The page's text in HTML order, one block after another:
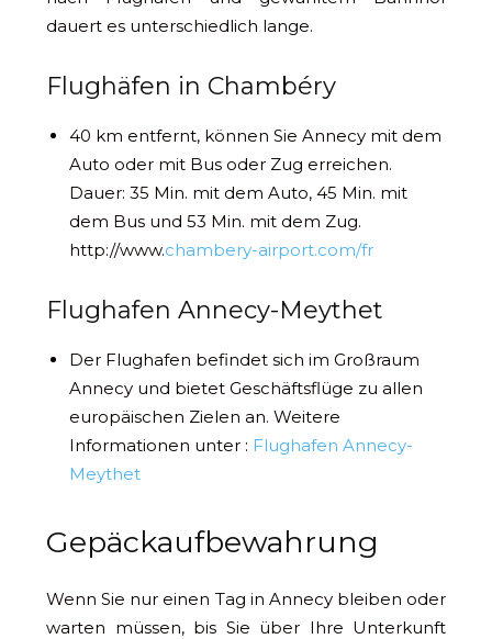
dauert es unterschiedlich lange.
Flughäfen in Chambéry
40 km entfernt, können Sie Annecy mit dem
Auto oder mit Bus oder Zug erreichen.
Dauer: 35 Min. mit dem Auto, 45 Min. mit
dem Bus und 53 Min. mit dem Zug.
http://www.chambery-airport.com/fr
Flughafen Annecy-Meythet
Der Flughafen befindet sich im Großraum
Annecy und bietet Geschäftsflüge zu allen
europäischen Zielen an. Weitere
Informationen unter : Flughafen Annecy-
Meythet
Gepäckaufbewahrung
Wenn Sie nur einen Tag in Annecy bleiben oder
warten müssen, bis Sie über Ihre Unterkunft